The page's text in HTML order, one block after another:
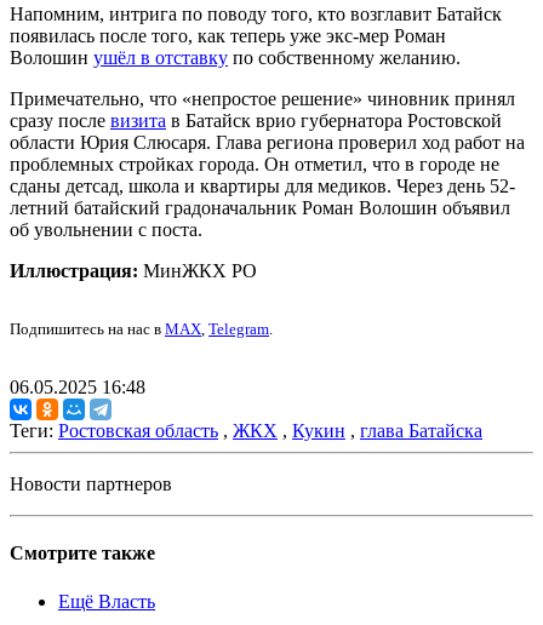
Напомним, интрига по поводу того, кто возглавит Батайск
появилась после того, как теперь уже экс-мер Роман
Волошин ушёл в отставку по собственному желанию.
Примечательно, что «непростое решение» чиновник принял
сразу после визита в Батайск врио губернатора Ростовской
области Юрия Слюсаря. Глава региона проверил ход работ на
проблемных стройках города. Он отметил, что в городе не
сданы детсад, школа и квартиры для медиков. Через день 52-
летний батайский градоначальник Роман Волошин объявил
об увольнении с поста.
Иллюстрация: МинЖКХ РО
Подпишитесь на нас в MAX, Telegram.
06.05.2025 16:48
Теги: Ростовская область , ЖКХ , Кукин , глава Батайска
Новости партнеров
Смотрите также
Ещё Власть